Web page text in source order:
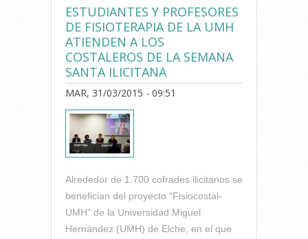
(PANAMERICANA), NUEVO
LIBRO A DISPOSICIÓN DE LOS
COLEGIADOS EN LA
BIBLIOTECA DEL ICOFCV
ESTUDIANTES Y PROFESORES
DE FISIOTERAPIA DE LA UMH
ATIENDEN A LOS
COSTALEROS DE LA SEMANA
SANTA ILICITANA
MAR, 31/03/2015 - 09:51
Alrededor de 1.700 cofrades ilicitanos se
benefician del proyecto “Fisiocostal-
UMH” de la Universidad Miguel
Hernández (UMH) de Elche, en el que